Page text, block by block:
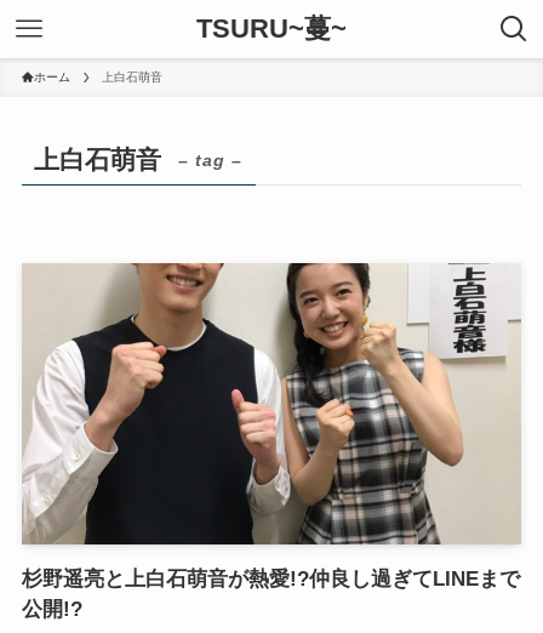
TSURU~蔓~
ホーム 上白石萌音
上白石萌音 – tag –
杉野遥亮と上白石萌音が熱愛!?仲良し過ぎてLINEまで
公開!?